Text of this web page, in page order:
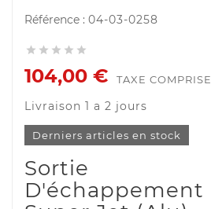
Référence : 04-03-0258
    
104,00 € TAXE COMPRISE
Livraison 1 a 2 jours
Derniers articles en stock
Sortie
D'échappement